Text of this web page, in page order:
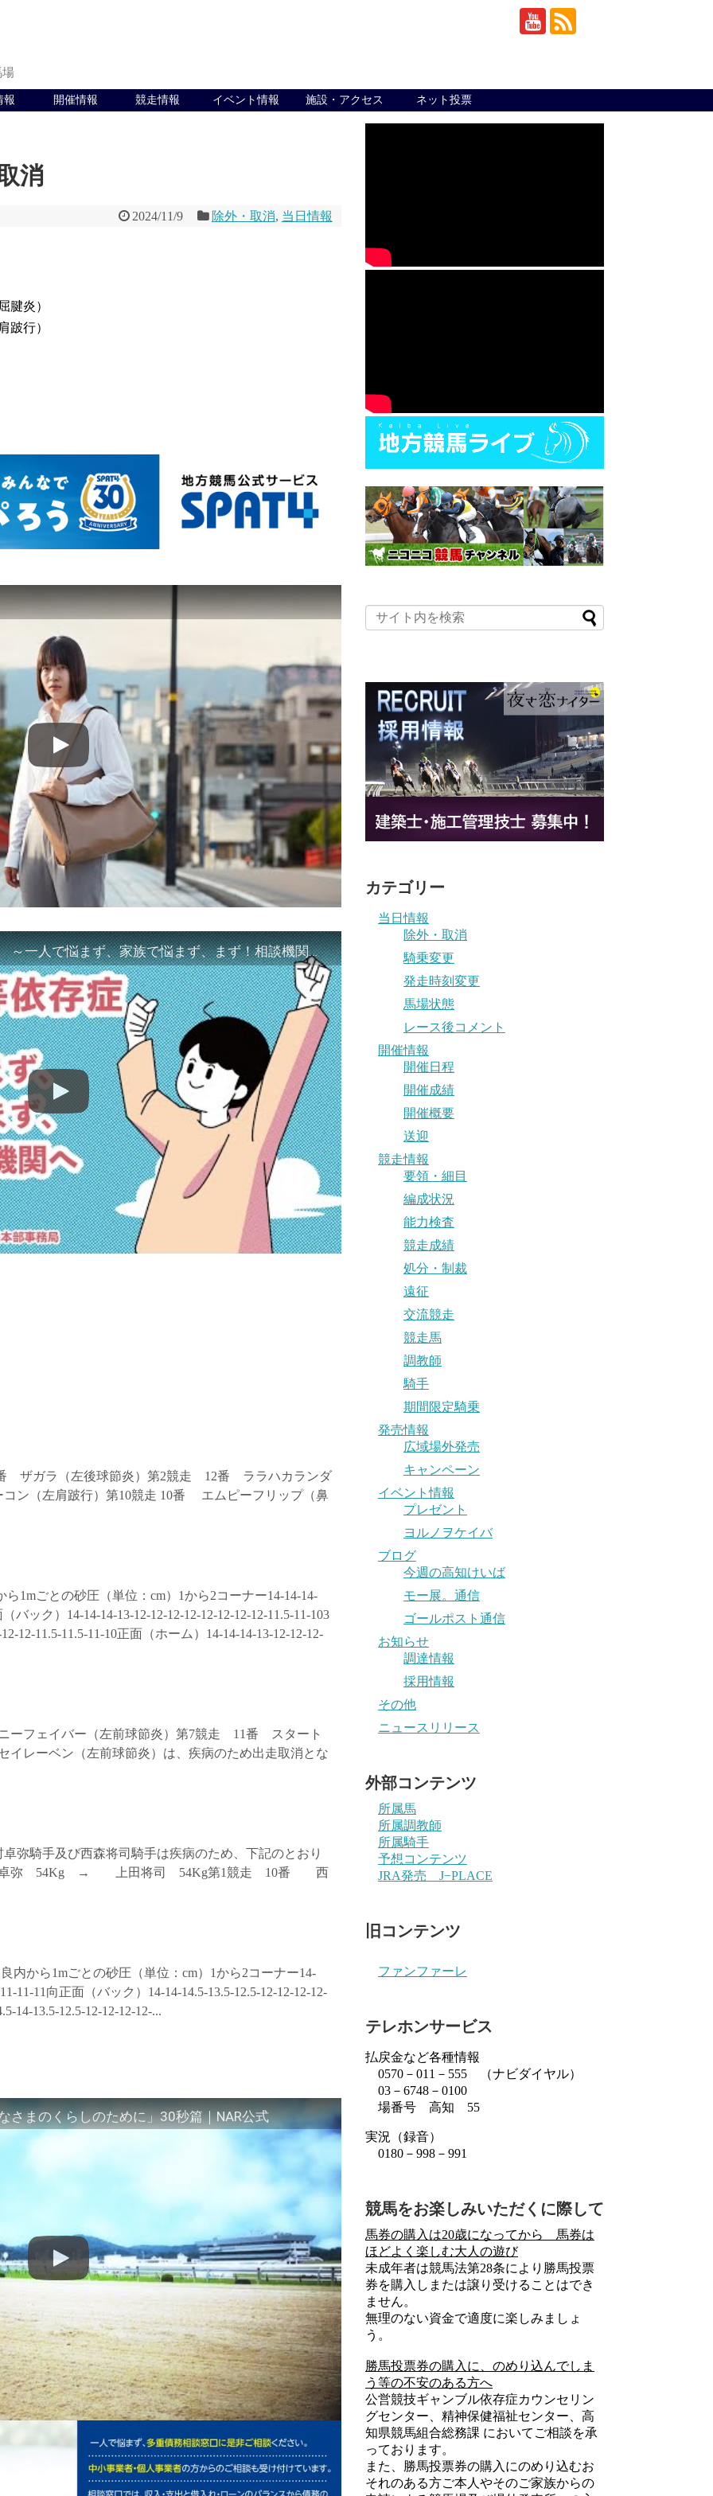
場
報 開催情報 競走情報 イベント情報 施設・アクセス ネット投票
消
2024/11/9 除外・取消, 当日情報
腱炎）
跛行）
「ギャンブル等依存症対策啓発動画 ～一人で悩まず、家族で悩まず、まず！相談機関へ～」
ガラ（左後球節炎）第2競走 12番 ララハカランダ
ン（左肩跛行）第10競走 10番 エムピーフリップ（鼻
1mごとの砂圧（単位：cm）1から2コーナー14-14-14-
バック）14-14-14-13-12-12-12-12-12-12-12-12-11.5-11-103
12-11.5-11.5-11-10正面（ホーム）14-14-14-13-12-12-12-
ーフェイバー（左前球節炎）第7競走 11番 スタート
レーベン（左前球節炎）は、疾病のため出走取消とな
騎手及び西森将司騎手は疾病のため、下記のとおり
卓弥 54Kg → 上田将司 54Kg第1競走 10番 西
内から1mごとの砂圧（単位：cm）1から2コーナー14-
11-11向正面（バック）14-14-14.5-13.5-12.5-12-12-12-12-
14-13.5-12.5-12-12-12-12-...
さまのくらしのために」30秒篇｜NAR公式
カテゴリー
当日情報
除外・取消
騎乗変更
発走時刻変更
馬場状態
レース後コメント
開催情報
開催日程
開催成績
開催概要
送迎
競走情報
要領・細目
編成状況
能力検査
競走成績
処分・制裁
遠征
交流競走
競走馬
調教師
騎手
期間限定騎乗
発売情報
広域場外発売
キャンペーン
イベント情報
プレゼント
ヨルノヲケイバ
ブログ
今週の高知けいば
モー展。通信
ゴールポスト通信
お知らせ
調達情報
採用情報
その他
ニュースリリース
外部コンテンツ
所属馬
所属調教師
所属騎手
予想コンテンツ
JRA発売 J−PLACE
旧コンテンツ
ファンファーレ
テレホンサービス
払戻金など各種情報
0570－011－555 （ナビダイヤル）
03－6748－0100
場番号 高知 55
実況（録音）
0180－998－991
競馬をお楽しみいただくに際して
馬券の購入は20歳になってから 馬券は
ほどよく楽しむ大人の遊び
未成年者は競馬法第28条により勝馬投票
券を購入しまたは譲り受けることはでき
ません。
無理のない資金で適度に楽しみましょ
う。
勝馬投票券の購入に、のめり込んでしま
う等の不安のある方へ
公営競技ギャンブル依存症カウンセリン
グセンター、精神保健福祉センター、高
知県競馬組合総務課 においてご相談を承
っております。
また、勝馬投票券の購入にのめり込むお
それのある方ご本人やそのご家族からの